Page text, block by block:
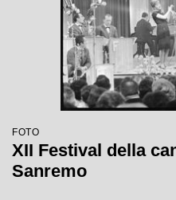
FOTO
XII Festival della
Sanremo